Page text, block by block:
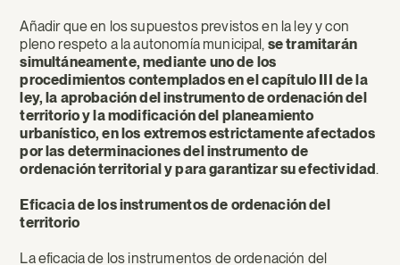
Añadir que en los supuestos previstos en la ley y con
pleno respeto a la autonomía municipal, se tramitarán
simultáneamente, mediante uno de los
procedimientos contemplados en el capítulo III de la
ley, la aprobación del instrumento de ordenación del
territorio y la modificación del planeamiento
urbanístico, en los extremos estrictamente afectados
por las determinaciones del instrumento de
ordenación territorial y para garantizar su efectividad.
Eficacia de los instrumentos de ordenación del
territorio
La eficacia de los instrumentos de ordenación del